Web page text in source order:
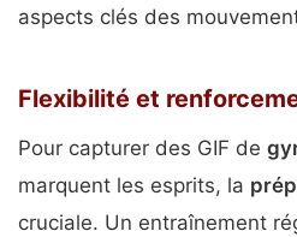
aspects clés des
Flexibilité et
Pour capturer des GIF de
marquent les esprits, la
cruciale. Un entraînement